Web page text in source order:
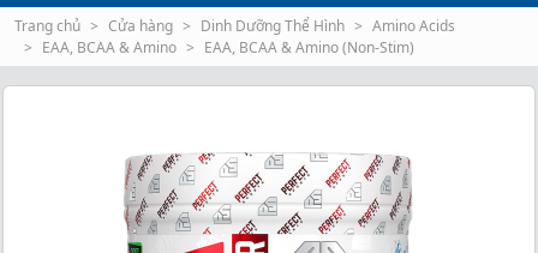
Trang chủ
Cửa hàng Dinh Dưỡng Thể Hình
Amino Acids
EAA, BCAA & Amino
EAA, BCAA & Amino (Non-Stim)